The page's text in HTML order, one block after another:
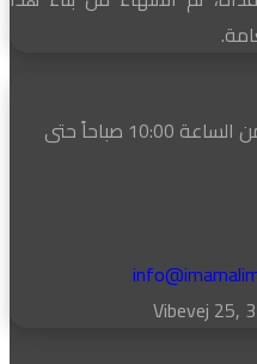
من السبت إلى الخميس، من الساعة 10:00 صباحاً حتى